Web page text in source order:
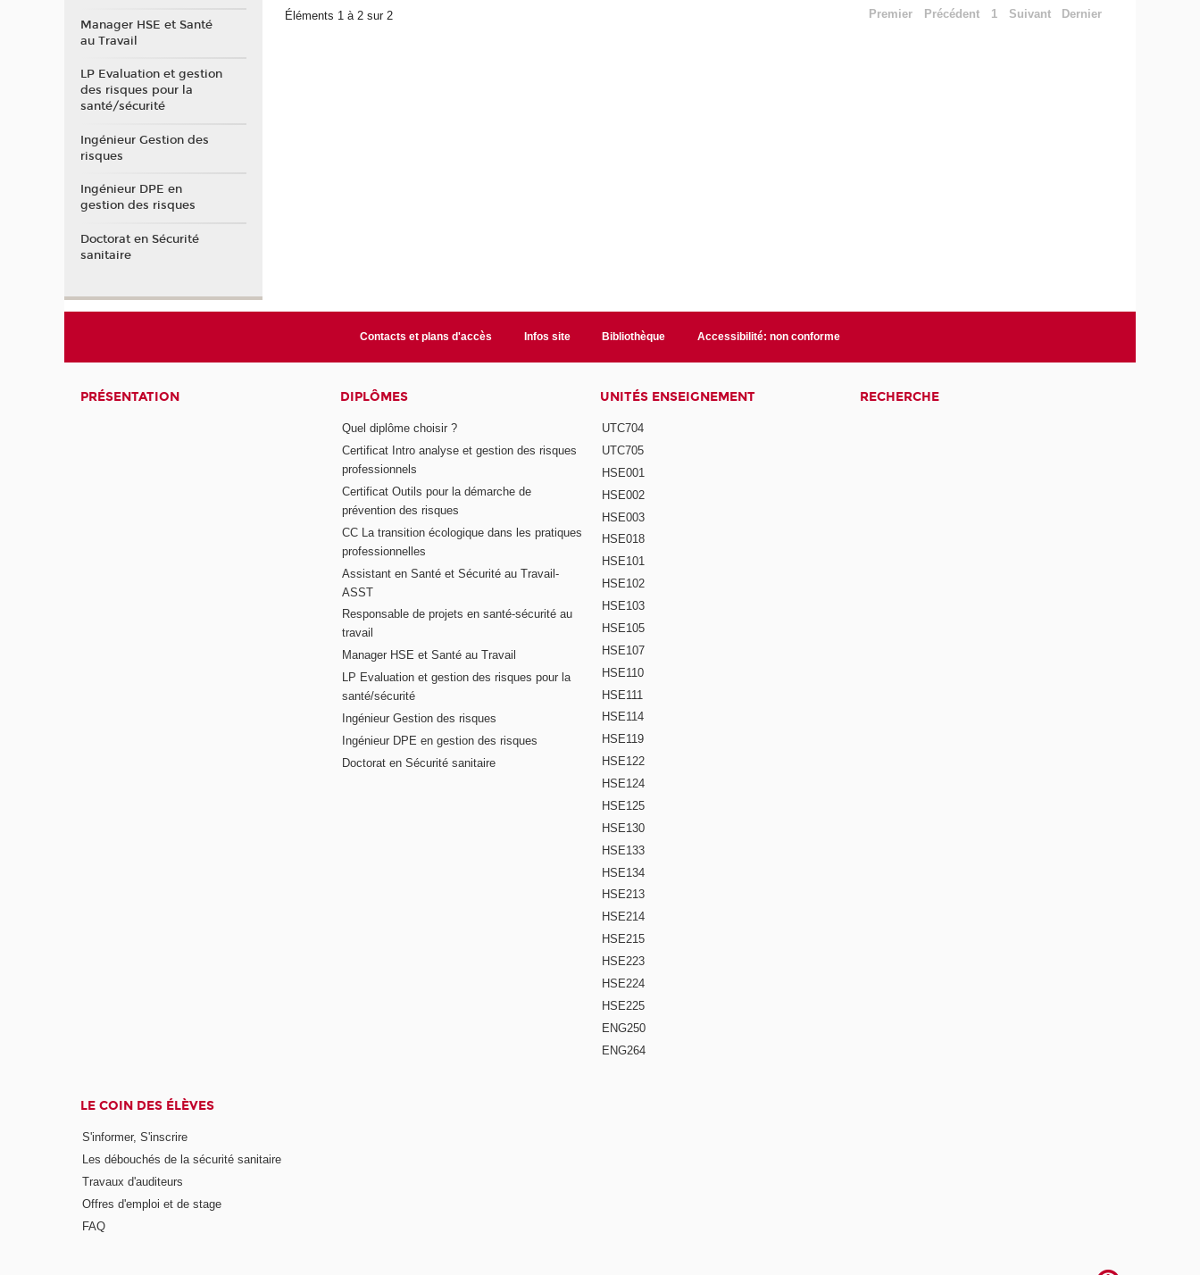
Éléments 1 à 2 sur 2 Premier Précédent 1 Suivant Dernier
Manager HSE et Santé
au Travail
LP Evaluation et gestion
des risques pour la
santé/sécurité
Ingénieur Gestion des
risques
Ingénieur DPE en
gestion des risques
Doctorat en Sécurité
sanitaire
Contacts et plans d'accès Infos site Bibliothèque Accessibilité: non conforme
PRÉSENTATION DIPLÔMES
Quel diplôme choisir ?
Certificat Intro analyse et gestion des risques
professionnels
Certificat Outils pour la démarche de
prévention des risques
CC La transition écologique dans les pratiques
professionnelles
Assistant en Santé et Sécurité au Travail-
ASST
Responsable de projets en santé-sécurité au
travail
Manager HSE et Santé au Travail
LP Evaluation et gestion des risques pour la
santé/sécurité
Ingénieur Gestion des risques
Ingénieur DPE en gestion des risques
Doctorat en Sécurité sanitaire
UNITÉS ENSEIGNEMENT
UTC704
UTC705
HSE001
HSE002
HSE003
HSE018
HSE101
HSE102
HSE103
HSE105
HSE107
HSE110
HSE111
HSE114
HSE119
HSE122
HSE124
HSE125
HSE130
HSE133
HSE134
HSE213
HSE214
HSE215
HSE223
HSE224
HSE225
ENG250
ENG264
RECHERCHE
LE COIN DES ÉLÈVES
S'informer, S'inscrire
Les débouchés de la sécurité sanitaire
Travaux d'auditeurs
Offres d'emploi et de stage
FAQ